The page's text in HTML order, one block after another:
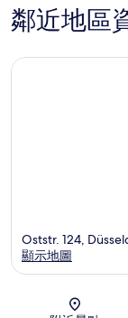
鄰近地區
Oststr. 124,
顯示地圖